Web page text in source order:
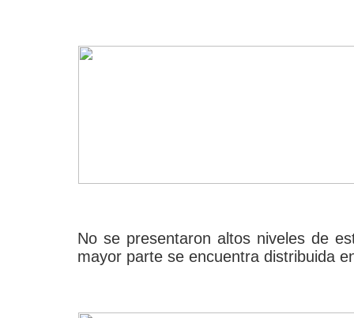
No se presentaron altos niveles de
mayor parte se encuentra distribuida